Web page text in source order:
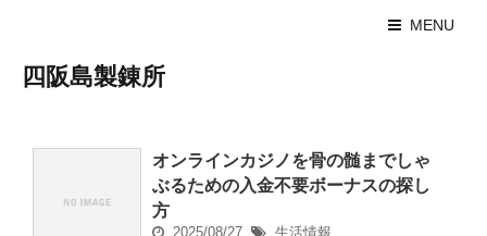
MENU
四阪島製錬所
オンラインカジノを骨の髄までしゃ
ぶるための入金不要ボーナスの探し
方
2025/08/27 生活情報